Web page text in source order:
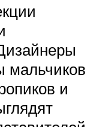
мальчиков
и